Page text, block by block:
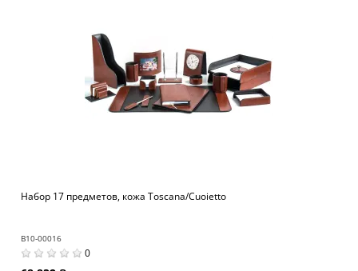
Набор 17 предметов, кожа Toscana/Cuoietto
B10-00016
0